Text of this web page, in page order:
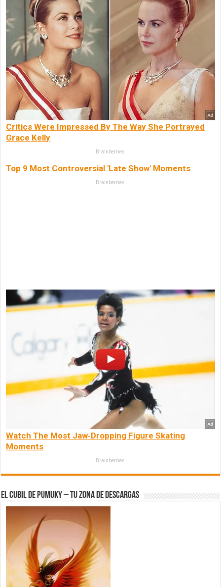
Critics Were Impressed By The Way She Portrayed
Grace Kelly
Brainberries
Top 9 Most Controversial 'Late Show' Moments
Brainberries
Watch The Most Jaw‑Dropping Figure Skating
Moments
Brainberries
El Cubil de Pumuky – Tu zona de Descargas